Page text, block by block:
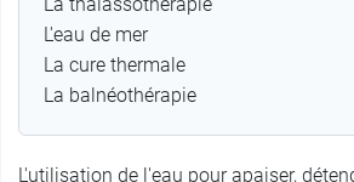
L'eau de mer
La cure thermale
La balnéothérapie
L'utilisation de l'eau pour apaiser,